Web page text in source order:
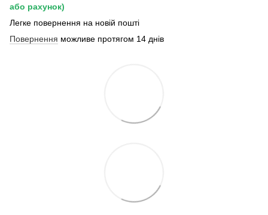
або рахунок)
Легке повернення на новій пошті
Повернення можливе протягом 14 днів